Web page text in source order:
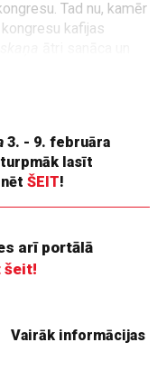
Tad nu, kamēr
kafijas
3. - 9. februāra
lasīt
ŠEIT!
arī portālā
šeit!
Vairāk informācijas